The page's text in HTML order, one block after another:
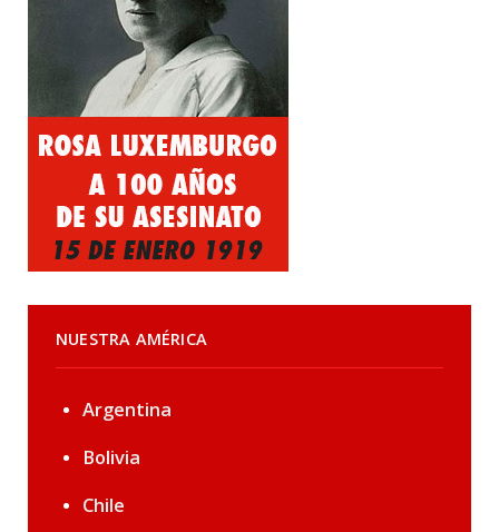
NUESTRA AMÉRICA
Argentina
Bolivia
Chile